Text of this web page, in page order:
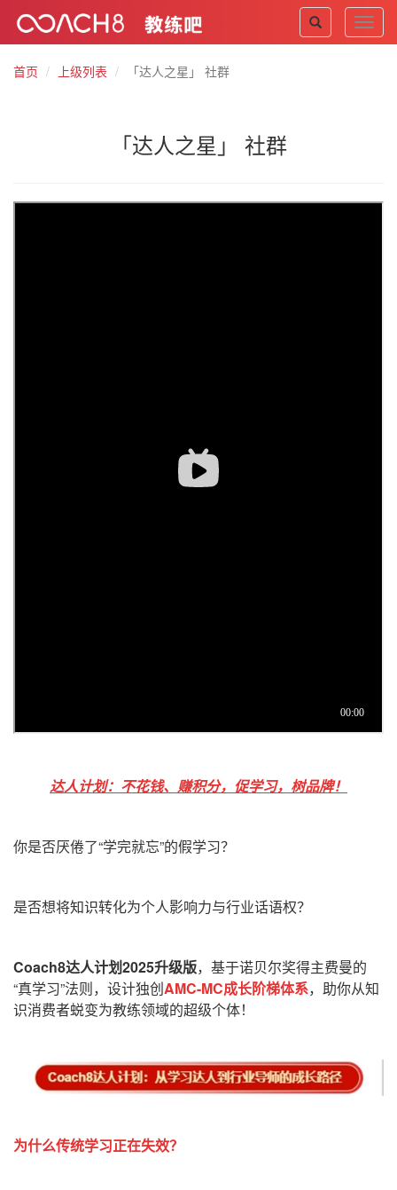
首页
上级列表 「达人之星」 社群
「达人之星」 社群
达人计划：不花钱、赚积分，促学习，树品牌！
你是否厌倦了“学完就忘”的假学习？
是否想将知识转化为个人影响力与行业话语权？
Coach8达人计划2025升级版，基于诺贝尔奖得主费曼的
“真学习”法则，设计独创AMC-MC成长阶梯体系，助你从知
识消费者蜕变为教练领域的超级个体！
为什么传统学习正在失效？